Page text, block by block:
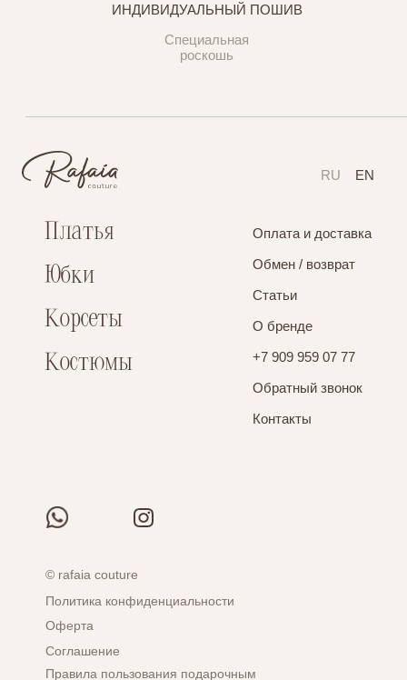
Специальная
роскошь
ИНДИВИДУАЛЬНЫЙ ПОШИВ
Платья
Юбки
Корсеты
Костюмы
+7 909 959 07 77
Обратный звонок
Контакты
RU EN
© rafaia couture
Политика конфиденциальности
Правила пользования подарочным
Соглашение
Оферта
Оплата и доставка
Обмен / возврат
Статьи
О бренде